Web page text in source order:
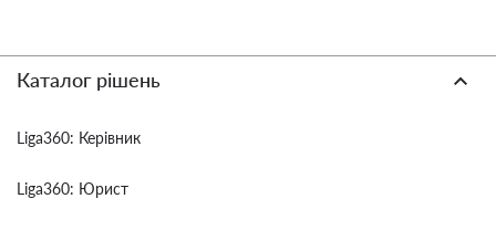
Каталог рішень
Liga360: Керівник
Liga360: Юрист